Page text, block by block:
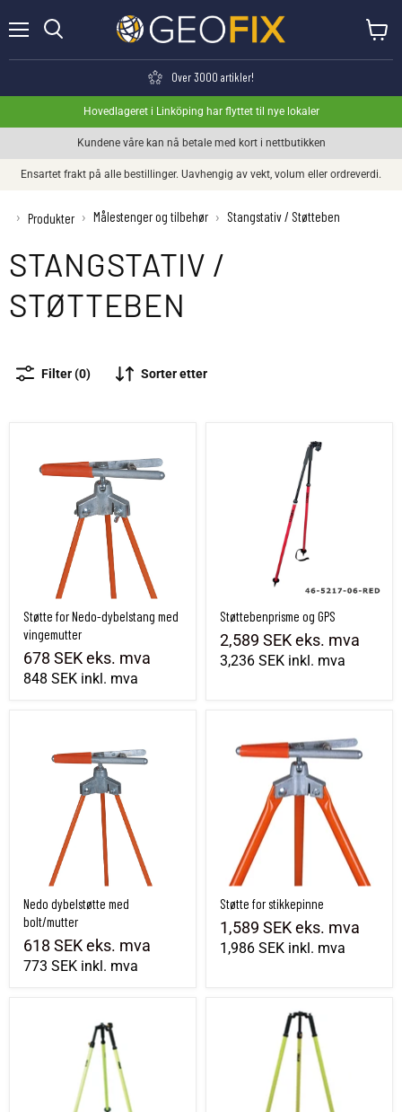
Over 3000 artikler!
Hovedlageret i Linköping har flyttet til nye lokaler
Kundene våre kan nå betale med kort i nettbutikken
Ensartet frakt på alle bestillinger. Uavhengig av vekt, volum eller ordreverdi.
› Produkter › Målestenger og tilbehør › Stangstativ / Støtteben
STANGSTATIV /
STØTTEBEN
Filter (0) Sorter etter
Støtte for Nedo-dybelstang med
vingemutter
678 SEKeks. mva
848 SEK inkl. mva
Støttebenprisme og GPS
Støttebenprisme og GPS
2,589 SEKeks. mva
3,236 SEK inkl. mva
Nedo dybelstøtte med
bolt/mutter
618 SEKeks. mva
773 SEK inkl. mva
Støtte for stikkepinne
1,589 SEKeks. mva
1,986 SEK inkl. mva
Barstøtte Bipop Treben SECO